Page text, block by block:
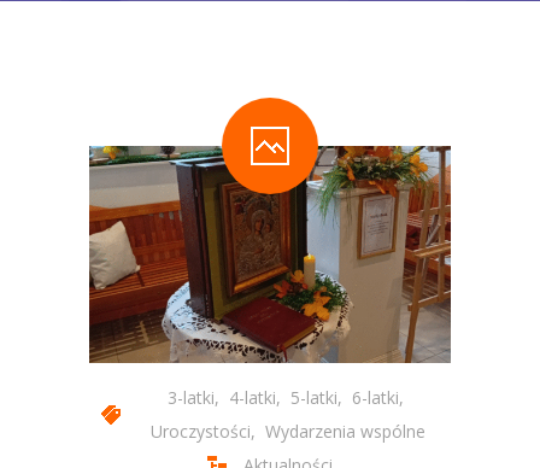
-- Zajęcia Obowiązkowe
-- Zajęcia Dodatkowe
-- Programy autorskie
-- Podstawa Programowa
-- Plan Dnia
Galeria
3-latki, 4-latki, 5-latki, 6-latki,
Uroczystości, Wydarzenia wspólne